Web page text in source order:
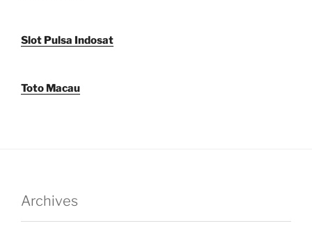
Slot Pulsa Indosat
Toto Macau
Archives